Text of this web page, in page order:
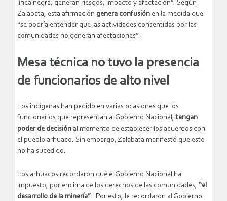
línea negra, generan riesgos, impacto y afectación”. Según
Zalabata, esta afirmación genera confusión en la medida que
“se podría entender que las actividades consentidas por las
comunidades no generan afectaciones”.
Mesa técnica no tuvo la presencia
de funcionarios de alto nivel
Los indígenas han pedido en varias ocasiones que los
funcionarios que representan al Gobierno Nacional,tengan
poder de decisión al momento de establecer los acuerdos con
el pueblo arhuaco. Sin embargo, Zalabata manifestó que esto
no ha sucedido.
Los arhuacos recordaron que el Gobierno Nacional ha
impuesto, por encima de los derechos de las comunidades, “el
desarrollo de la minería”. Por esto, le recordaron al Gobierno